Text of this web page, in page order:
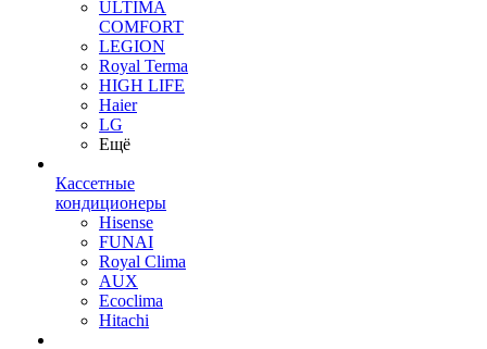
ULTIMA
COMFORT
LEGION
Royal Terma
HIGH LIFE
Haier
LG
Ещё
Кассетные
кондиционеры
Hisense
FUNAI
Royal Clima
AUX
Ecoclima
Hitachi